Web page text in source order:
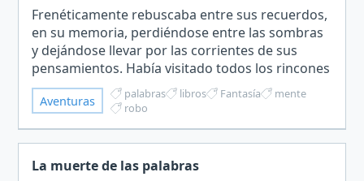
Frenéticamente rebuscaba entre sus recuerdos,
en su memoria, perdiéndose entre las sombras
y dejándose llevar por las corrientes de sus
pensamientos. Había visitado todos los rincones
de su mente y de su alma.No estaba.La palabra
perdido fue…
Aventuras palabras libros Fantasía
mente
robo
La muerte de las palabras